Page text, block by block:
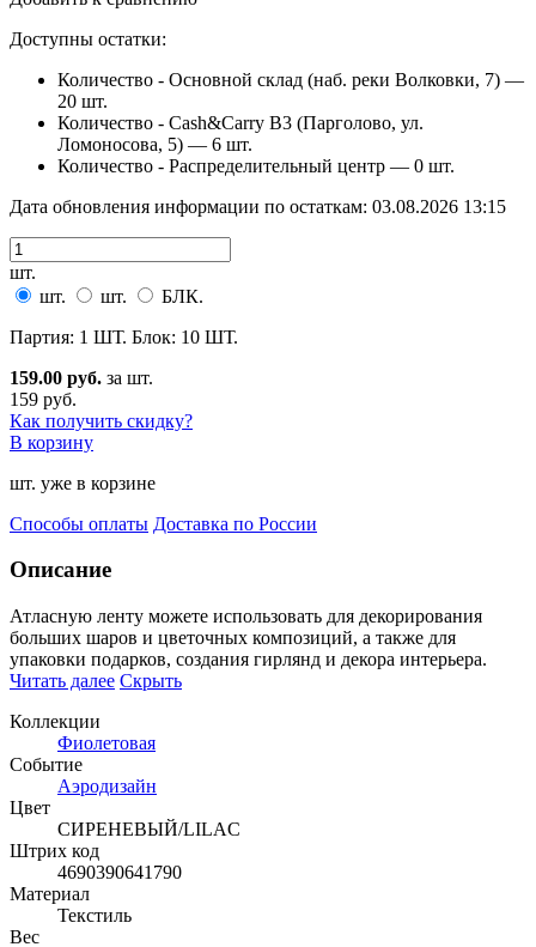
Доступны остатки:
Количество - Основной склад (наб. реки Волковки, 7) —
20 шт.
Количество - Cash&Carry B3 (Парголово, ул.
Ломоносова, 5) — 6 шт.
Количество - Распределительный центр — 0 шт.
Дата обновления информации по остаткам: 03.08.2026 13:15
шт.
шт.
шт.
БЛК.
Партия: 1 ШТ. Блок: 10 ШТ.
159.00 руб. за шт.
159 руб.
Как получить скидку?
В корзину
шт. уже в корзине
Способы оплаты Доставка по России
Описание
Атласную ленту можете использовать для декорирования
больших шаров и цветочных композиций, а также для
упаковки подарков, создания гирлянд и декора интерьера.
Читать далее Скрыть
Коллекции
Фиолетовая
Событие
Аэродизайн
Цвет
СИРЕНЕВЫЙ/LILAC
Штрих код
4690390641790
Материал
Текстиль
Вес